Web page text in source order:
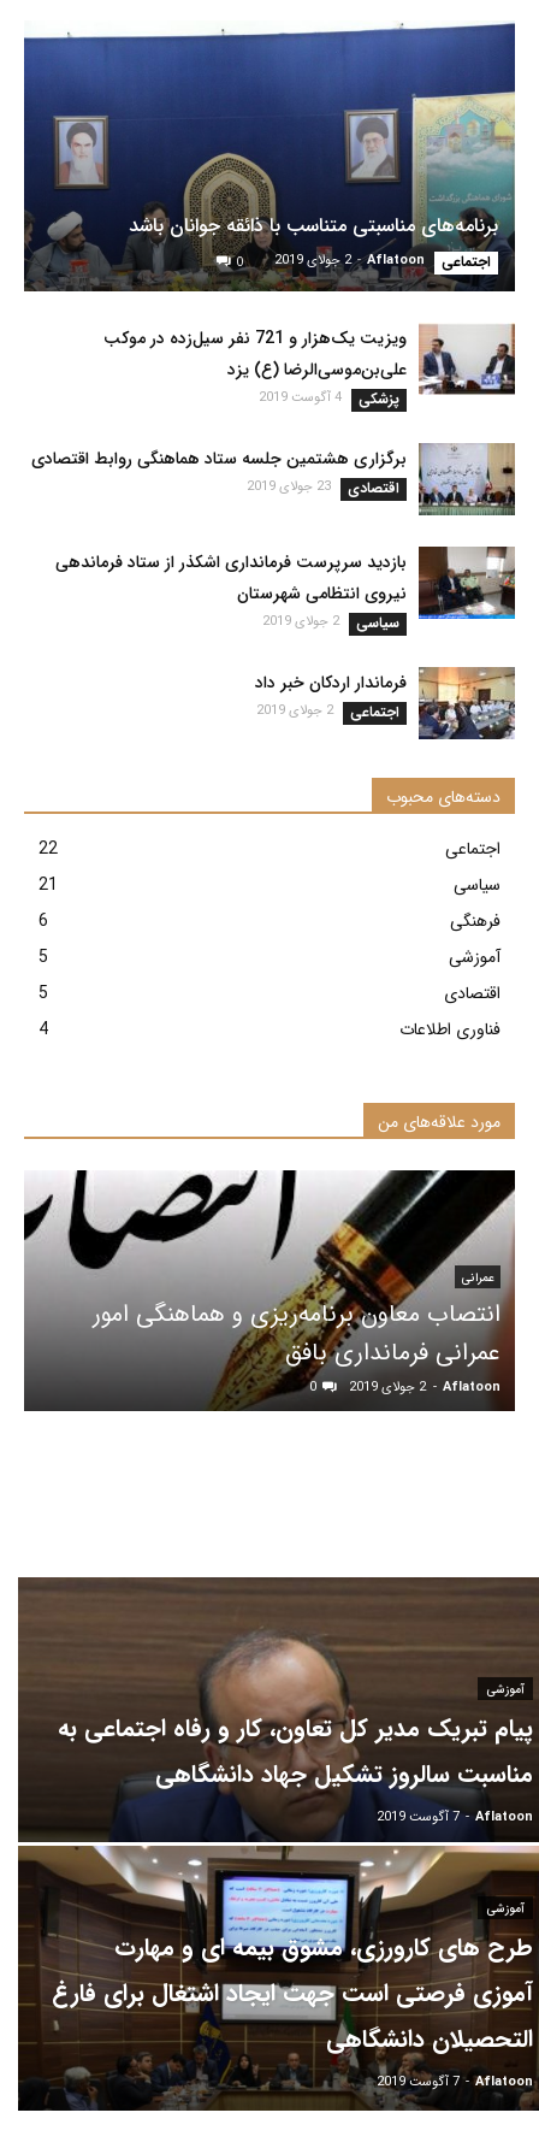
برنامه‌های مناسبتی متناسب با ذائقه جوانان باشد
اجتماعی Aflatoon
- 2 جولای 2019 0
ویزیت یک‌هزار و 721 نفر سیل‌زده در موکب
علی‌بن‌موسی‌الرضا (ع) یزد
پزشکی 4 آگوست 2019
برگزارى هشتمین جلسه ستاد هماهنگی روابط اقتصادی
اقتصادی 23 جولای 2019
بازدید سرپرست فرمانداری اشکذر از ستاد فرماندهی
نیروی انتظامی شهرستان
سیاسی 2 جولای 2019
فرماندار اردکان خبر داد
اجتماعی 2 جولای 2019
دسته‌های محبوب
اجتماعی
22
سیاسی
21
فرهنگی
6
آموزشی
5
اقتصادی
5
فناوری اطلاعات
4
مورد علاقه‌های من
عمرانی
انتصاب معاون برنامه‌ریزی و هماهنگی امور
عمرانی فرمانداری بافق
Aflatoon
- 2 جولای 2019 0
آموزشی
پیام تبریک مدیر کل تعاون، کار و رفاه اجتماعی به
مناسبت سالروز تشکیل جهاد دانشگاهی
Aflatoon
- 7 آگوست 2019
آموزشی
طرح های کارورزی، مشوق بیمه ای و مهارت
آموزی فرصتی است جهت ایجاد اشتغال برای فارغ
التحصیلان دانشگاهی
Aflatoon
- 7 آگوست 2019